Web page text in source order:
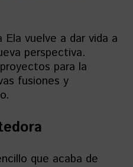
vuelve a dar vida a
perspectiva.
para la
fusiones y
que acaba de